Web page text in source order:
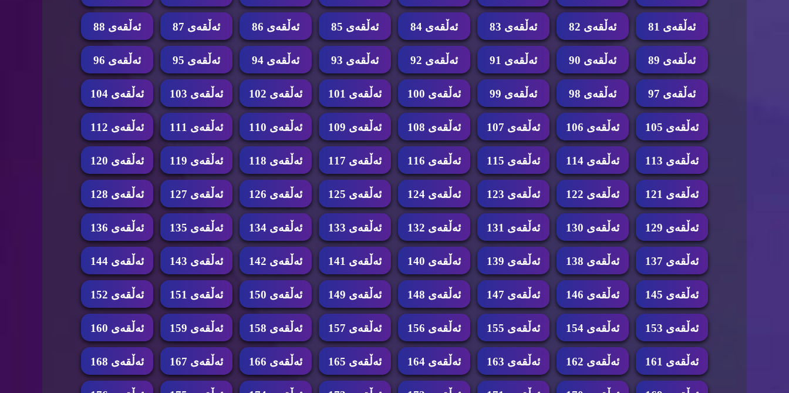
ئه‌ڵقه‌ی 81 ئه‌ڵقه‌ی 82 ئه‌ڵقه‌ی 83 ئه‌ڵقه‌ی 84 ئه‌ڵقه‌ی 85 ئه‌ڵقه‌ی 86 ئه‌ڵقه‌ی 87 ئه‌ڵقه‌ی 88
ئه‌ڵقه‌ی 89 ئه‌ڵقه‌ی 90 ئه‌ڵقه‌ی 91 ئه‌ڵقه‌ی 92 ئه‌ڵقه‌ی 93 ئه‌ڵقه‌ی 94 ئه‌ڵقه‌ی 95 ئه‌ڵقه‌ی 96
ئه‌ڵقه‌ی 97 ئه‌ڵقه‌ی 98 ئه‌ڵقه‌ی 99 ئه‌ڵقه‌ی 100 ئه‌ڵقه‌ی 101 ئه‌ڵقه‌ی 102 ئه‌ڵقه‌ی 103 ئه‌ڵقه‌ی 104
ئه‌ڵقه‌ی 105 ئه‌ڵقه‌ی 106 ئه‌ڵقه‌ی 107 ئه‌ڵقه‌ی 108 ئه‌ڵقه‌ی 109 ئه‌ڵقه‌ی 110 ئه‌ڵقه‌ی 111 ئه‌ڵقه‌ی 112
ئه‌ڵقه‌ی 113 ئه‌ڵقه‌ی 114 ئه‌ڵقه‌ی 115 ئه‌ڵقه‌ی 116 ئه‌ڵقه‌ی 117 ئه‌ڵقه‌ی 118 ئه‌ڵقه‌ی 119 ئه‌ڵقه‌ی 120
ئه‌ڵقه‌ی 121 ئه‌ڵقه‌ی 122 ئه‌ڵقه‌ی 123 ئه‌ڵقه‌ی 124 ئه‌ڵقه‌ی 125 ئه‌ڵقه‌ی 126 ئه‌ڵقه‌ی 127 ئه‌ڵقه‌ی 128
ئه‌ڵقه‌ی 129 ئه‌ڵقه‌ی 130 ئه‌ڵقه‌ی 131 ئه‌ڵقه‌ی 132 ئه‌ڵقه‌ی 133 ئه‌ڵقه‌ی 134 ئه‌ڵقه‌ی 135 ئه‌ڵقه‌ی 136
ئه‌ڵقه‌ی 137 ئه‌ڵقه‌ی 138 ئه‌ڵقه‌ی 139 ئه‌ڵقه‌ی 140 ئه‌ڵقه‌ی 141 ئه‌ڵقه‌ی 142 ئه‌ڵقه‌ی 143 ئه‌ڵقه‌ی 144
ئه‌ڵقه‌ی 145 ئه‌ڵقه‌ی 146 ئه‌ڵقه‌ی 147 ئه‌ڵقه‌ی 148 ئه‌ڵقه‌ی 149 ئه‌ڵقه‌ی 150 ئه‌ڵقه‌ی 151 ئه‌ڵقه‌ی 152
ئه‌ڵقه‌ی 153 ئه‌ڵقه‌ی 154 ئه‌ڵقه‌ی 155 ئه‌ڵقه‌ی 156 ئه‌ڵقه‌ی 157 ئه‌ڵقه‌ی 158 ئه‌ڵقه‌ی 159 ئه‌ڵقه‌ی 160
ئه‌ڵقه‌ی 161 ئه‌ڵقه‌ی 162 ئه‌ڵقه‌ی 163 ئه‌ڵقه‌ی 164 ئه‌ڵقه‌ی 165 ئه‌ڵقه‌ی 166 ئه‌ڵقه‌ی 167 ئه‌ڵقه‌ی 168